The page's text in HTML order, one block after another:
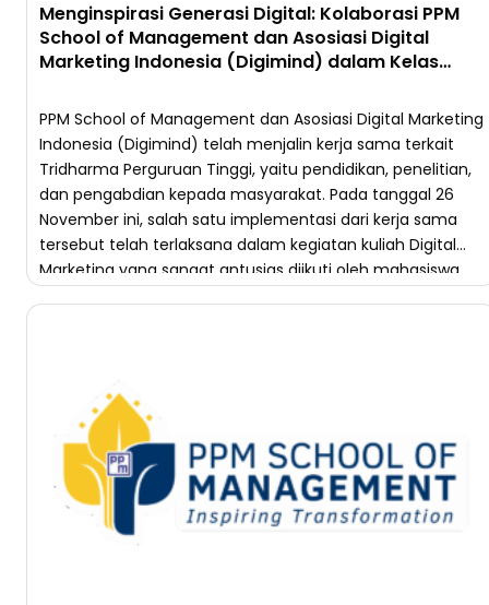
Menginspirasi Generasi Digital: Kolaborasi PPM
School of Management dan Asosiasi Digital
Marketing Indonesia (Digimind) dalam Kelas
PPM School of Management dan Asosiasi Digital Marketing
Indonesia (Digimind) telah menjalin kerja sama terkait
Tridharma Perguruan Tinggi, yaitu pendidikan, penelitian,
dan pengabdian kepada masyarakat. Pada tanggal 26
November ini, salah satu implementasi dari kerja sama
tersebut telah terlaksana dalam kegiatan kuliah Digital
Marketing yang sangat antusias diikuti oleh mahasiswa